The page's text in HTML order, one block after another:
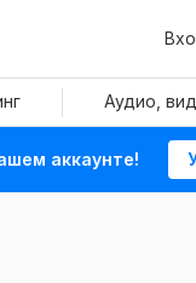
Аудио,
аккаунте!